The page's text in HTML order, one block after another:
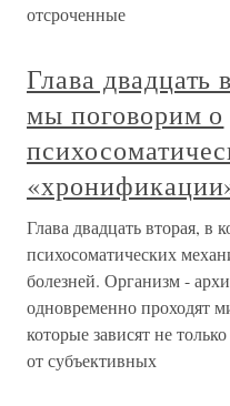
отсроченные
Глава двадцать
мы поговорим о
Глава двадцать вторая, в
психосоматических
болезней. Организм -
одновременно проходят
которые зависят не
от субъективных